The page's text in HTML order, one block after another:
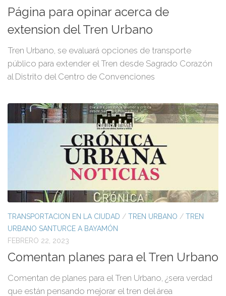
Página para opinar acerca de
extension del Tren Urbano
Tren Urbano, se evaluará opciones de transporte
público para extender el Tren desde Sagrado Corazón
al Distrito del Centro de Convenciones
TRANSPORTACION EN LA CIUDAD / TREN URBANO / TREN
URBANO SANTURCE A BAYAMÓN
FEBRERO 22, 2023
Comentan planes para el Tren Urbano
Comentan de planes para el Tren Urbano, ¿sera verdad
que están pensando mejorar el tren del área